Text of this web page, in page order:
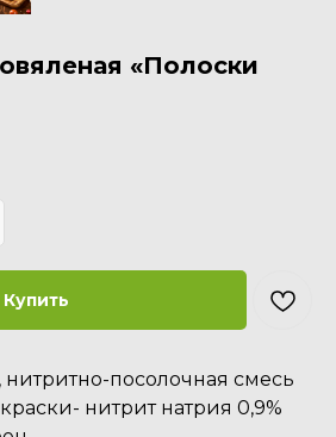
«Полоски
Купить
нитритно-посолочная смесь
нитрит натрия 0,9%